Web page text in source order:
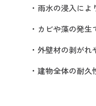
・雨水の浸入に
・カビや藻の発
・外壁材の剥がれ
・建物全体の耐久